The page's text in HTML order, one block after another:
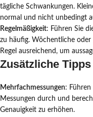
tägliche Schwankungen.
normal und nicht unbedingt
Regelmäßigkeit: Führen Sie
zu häufig. Wöchentliche
Regel ausreichend, um
Zusätzliche Tipps
Mehrfachmessungen: Führen
Messungen durch und
Genauigkeit zu erhöhen.